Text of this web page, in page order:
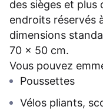
des sièges et plus
endroits réservés
dimensions
70 x 50 cm.
Vous pouvez
Poussettes
Vélos pliants,